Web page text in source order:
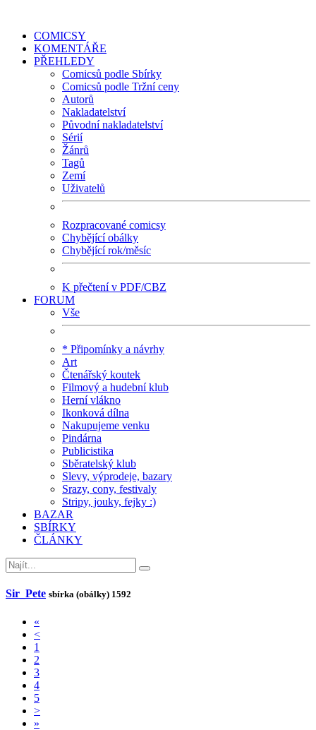
COMICSY
KOMENTÁŘE
PŘEHLEDY
Comicsů podle Sbírky
Comicsů podle Tržní ceny
Autorů
Nakladatelství
Původní nakladatelství
Sérií
Žánrů
Tagů
Zemí
Uživatelů
Rozpracované comicsy
Chybějící obálky
Chybějící rok/měsíc
K přečtení v PDF/CBZ
FORUM
Vše
* Připomínky a návrhy
Art
Čtenářský koutek
Filmový a hudební klub
Herní vlákno
Ikonková dílna
Nakupujeme venku
Pindárna
Publicistika
Sběratelský klub
Slevy, výprodeje, bazary
Srazy, cony, festivaly
Stripy, jouky, fejky :)
BAZAR
SBÍRKY
ČLÁNKY
Sir_Pete sbírka (obálky) 1592
«
<
1
2
3
4
5
>
»